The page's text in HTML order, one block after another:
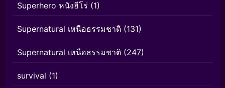
Superhero หนังฮีโร่ (1)
Supernatural เหนือธรรมชาติ (131)
Supernatural เหนือธรรมชาติ (247)
survival (1)